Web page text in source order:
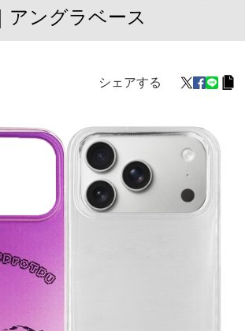
｜アングラベース
シェアする